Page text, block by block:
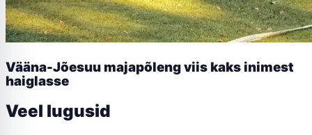
Vääna-Jõesuu majapõleng viis kaks inimest
haiglasse
Veel lugusid